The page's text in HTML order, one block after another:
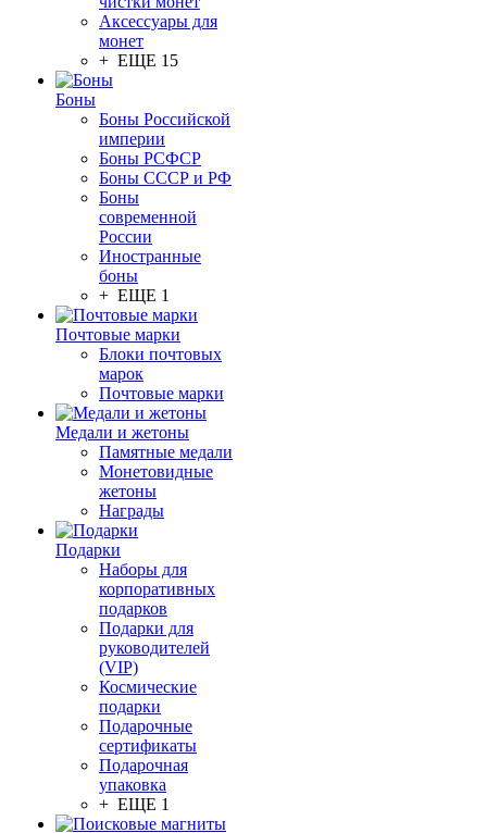
Аксессуары для
монет
+ ЕЩЕ 15
Боны
Боны Российской
империи
Боны РСФСР
Боны СССР и РФ
Боны
современной
России
Иностранные
боны
+ ЕЩЕ 1
Почтовые марки
Блоки почтовых
марок
Почтовые марки
Медали и жетоны
Памятные медали
Монетовидные
жетоны
Награды
Подарки
Наборы для
корпоративных
подарков
Подарки для
руководителей
(VIP)
Космические
подарки
Подарочные
сертификаты
Подарочная
упаковка
+ ЕЩЕ 1